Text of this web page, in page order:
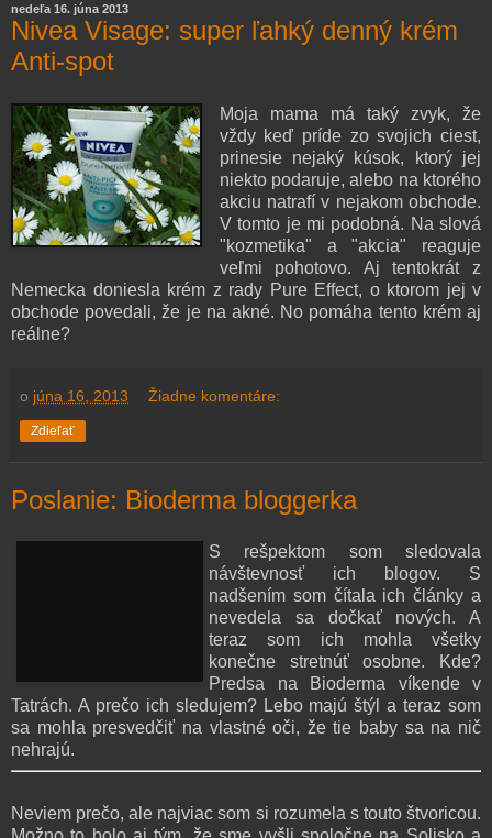
nedeľa 16. júna 2013
Nivea Visage: super ľahký denný krém
Anti-spot
Moja mama má taký zvyk, že
vždy keď príde zo svojich ciest,
prinesie nejaký kúsok, ktorý jej
niekto podaruje, alebo na ktorého
akciu natrafí v nejakom obchode.
V tomto je mi podobná. Na slová
"kozmetika" a "akcia" reaguje
veľmi pohotovo. Aj tentokrát z
Nemecka doniesla krém z rady Pure Effect, o ktorom jej v
obchode povedali, že je na akné. No pomáha tento krém aj
reálne?
o júna 16, 2013 Žiadne komentáre:
Zdieľať
Poslanie: Bioderma bloggerka
S rešpektom som sledovala
návštevnosť ich blogov. S
nadšením som čítala ich články a
nevedela sa dočkať nových. A
teraz som ich mohla všetky
konečne stretnúť osobne. Kde?
Predsa na Bioderma víkende v
Tatrách. A prečo ich sledujem? Lebo majú štýl a teraz som
sa mohla presvedčiť na vlastné oči, že tie baby sa na nič
nehrajú.
Neviem prečo, ale najviac som si rozumela s touto štvoricou.